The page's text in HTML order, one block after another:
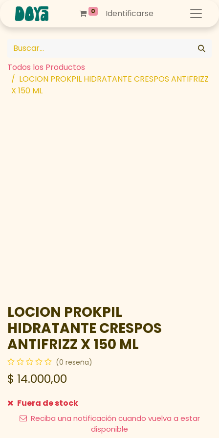
0 Identificarse
Todos los Productos
LOCION PROKPIL HIDRATANTE CRESPOS ANTIFRIZZ
X 150 ML
LOCION PROKPIL
HIDRATANTE CRESPOS
ANTIFRIZZ X 150 ML
(0 reseña)
$ 14.000,00
Fuera de stock
Reciba una notificación cuando vuelva a estar
disponible